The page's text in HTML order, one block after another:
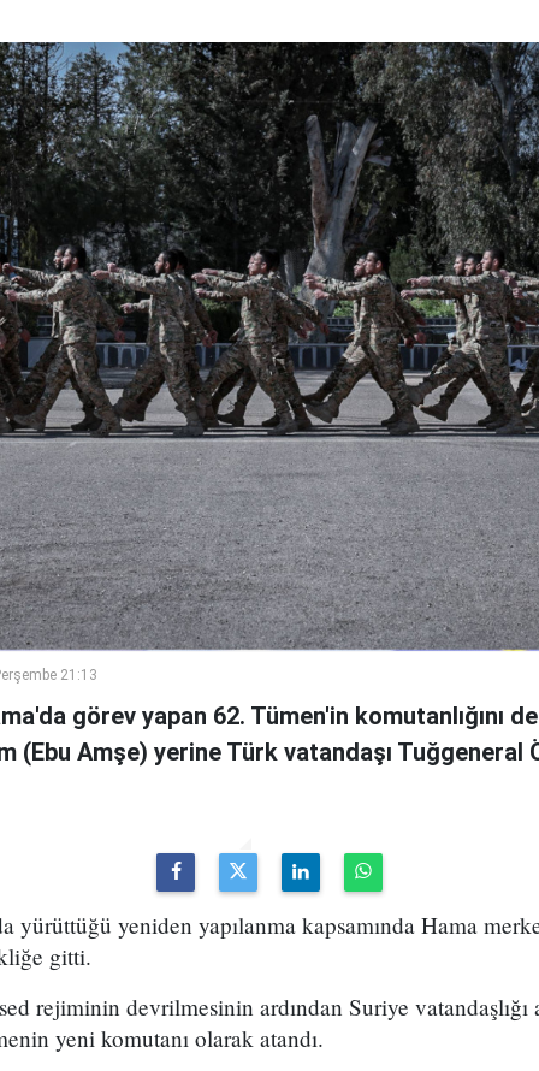
21:13
görev yapan 62. Tümen'in komutanlığını
(Ebu Amşe) yerine Türk vatandaşı Tuğgeneral
yürüttüğü yeniden yapılanma kapsamında Hama
gitti.
rejiminin devrilmesinin ardından Suriye vatandaşlığı
yeni komutanı olarak atandı.